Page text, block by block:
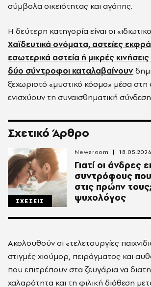
σύμβολα οικειότητας και αγάπης.
Η δεύτερη κατηγορία είναι οι
Χαϊδευτικά ονόματα, αστείες
εσωτερικά αστεία ή μικρές
δύο σύντροφοι καταλαβαίνουν
ξεχωριστό «μυστικό κόσμο» μέσα στη
ενισχύουν τη συναισθηματική
Σχετικό Άρθρο
ΣΧΕΣΕΙΣ
Γιατί οι άνδρες
συντρόφους
στις πρώην
ψυχολόγος
Newsroom 18.05.2026
Ακολουθούν οι «τελετουργίες
στιγμές χιούμορ, πειράγματος και
που επιτρέπουν στα ζευγάρια να
χαλαρότητα και τη φιλική διάθεση